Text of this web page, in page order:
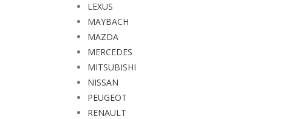
LEXUS
MAYBACH
MAZDA
MERCEDES
MITSUBISHI
NISSAN
PEUGEOT
RENAULT